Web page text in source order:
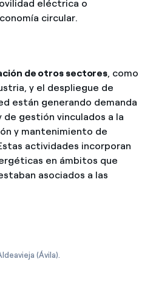
eléctrica o
circular.
de otros sectores , como
y el despliegue de
están generando demanda
gestión vinculados a la
y mantenimiento de
actividades incorporan
en ámbitos que
asociados a las
(Ávila).